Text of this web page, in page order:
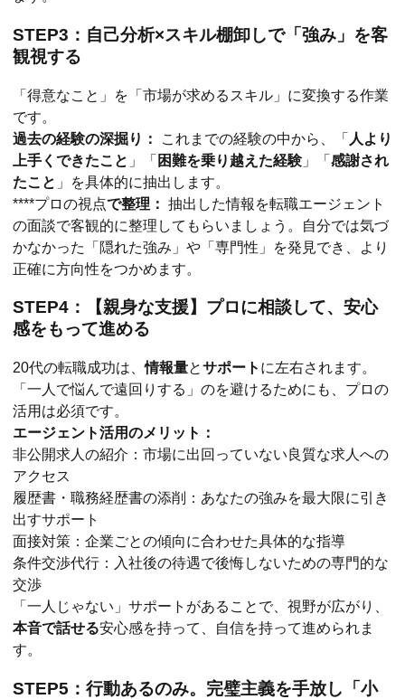
STEP3：自己分析×スキル棚卸しで「強み」を客
観視する
「得意なこと」を「市場が求めるスキル」に変換する作業
です。
過去の経験の深掘り：
これまでの経験の中から、「 人より
上手くできたこと 」「 困難を乗り越えた経験 」「 感謝され
たこと 」を具体的に抽出します。
****プロの視点で整理： 抽出した情報を転職エージェント
の面談で客観的に整理してもらいましょう。自分では気づ
かなかった「隠れた強み」や「専門性」を発見でき、より
正確に方向性をつかめます。
STEP4：【親身な支援】プロに相談して、安心
感をもって進める
20代の転職成功は、情報量とサポート に左右されます。
「一人で悩んで遠回りする」のを避けるためにも、プロの
活用は必須です。
エージェント活用のメリット：
非公開求人の紹介：市場に出回っていない良質な求人への
アクセス
履歴書・職務経歴書の添削：あなたの強みを最大限に引き
出すサポート
面接対策：企業ごとの傾向に合わせた具体的な指導
条件交渉代行：入社後の待遇で後悔しないための専門的な
交渉
「一人じゃない」サポートがあることで、視野が広がり、
本音で話せる安心感を持って、自信を持って進められま
す。
STEP5：行動あるのみ。完璧主義を手放し「小